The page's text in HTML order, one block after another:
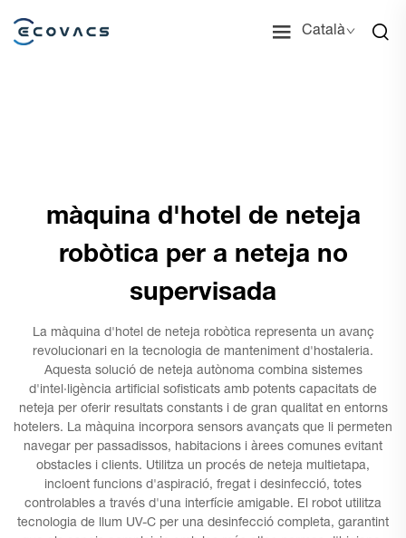
Català
màquina d'hotel de neteja
robòtica per a neteja no
supervisada
La màquina d'hotel de neteja robòtica representa un avanç
revolucionari en la tecnologia de manteniment d'hostaleria.
Aquesta solució de neteja autònoma combina sistemes
d'intel·ligència artificial sofisticats amb potents capacitats de
neteja per oferir resultats constants i de gran qualitat en entorns
hotelers. La màquina incorpora sensors avançats que li permeten
navegar per passadissos, habitacions i àrees comunes evitant
obstacles i clients. Utilitza un procés de neteja multietapa,
incloent funcions d'aspiració, fregat i desinfecció, totes
controlables a través d'una interfície amigable. El robot utilitza
tecnologia de llum UV-C per una desinfecció completa, garantint